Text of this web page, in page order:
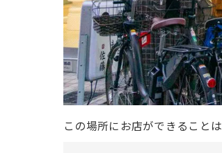
この場所にお店ができることは